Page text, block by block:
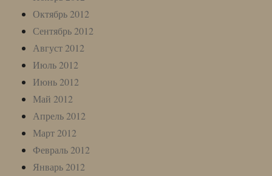
Октябрь 2012
Сентябрь 2012
Август 2012
Июль 2012
Июнь 2012
Май 2012
Апрель 2012
Март 2012
Февраль 2012
Январь 2012